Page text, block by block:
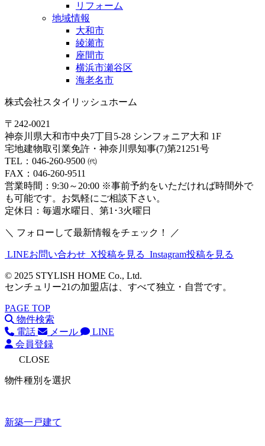
リフォーム
地域情報
大和市
綾瀬市
座間市
横浜市瀬谷区
海老名市
株式会社スタイリッシュホーム
〒242-0021
神奈川県大和市中央7丁目5-28 シンフォニア大和 1F
宅地建物取引業免許・神奈川県知事(7)第21251号
TEL：046-260-9500 ㈹
FAX：046-260-9511
営業時間：9:30～20:00 ※事前予約をいただければ時間外で
も可能です。お気軽にご相談下さい。
定休日：毎週水曜日、第1･3火曜日
＼ フォローして最新情報をチェック！ ／
LINEお問い合わせ X投稿を見る Instagram投稿を見る
© 2025 STYLISH HOME Co., Ltd.
センチュリー21の加盟店は、すべて独立・自営です。
PAGE TOP
物件検索
電話
メール
LINE
会員登録
CLOSE
物件種別を選択
新築一戸建て